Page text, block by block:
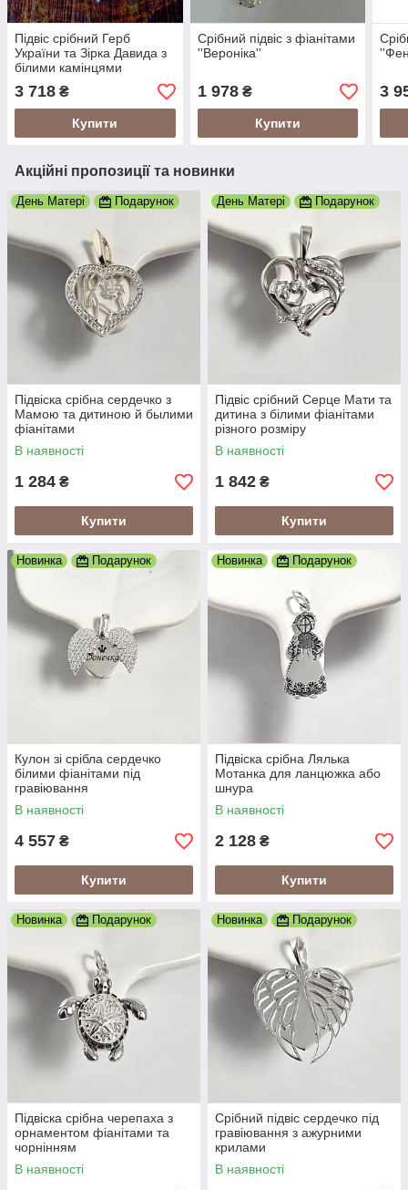
Підвіс срібний Герб
України та Зірка Давида з
білими камінцями
3 718 ₴
Купити
Срібний підвіс з фіанітами
''Вероніка''
1 978₴
Купити
3
Акційні пропозиції та новинки
День Матері Подарунок
Підвіска срібна сердечко з
Мамою та дитиною й былими
фіанітами
В наявності
1 284 ₴
Купити
День Матері Подарунок
Підвіс срібний Серце Мати та
дитина з білими фіанітами
різного розміру
В наявності
1 842 ₴
Купити
Новинка Подарунок
Кулон зі срібла сердечко
білими фіанітами під
гравіювання
В наявності
4 557 ₴
Купити
Новинка Подарунок
Підвіска срібна Лялька
Мотанка для ланцюжка або
шнура
В наявності
2 128 ₴
Купити
Новинка Подарунок
Підвіска срібна черепаха з
орнаментом фіанітами та
чорнінням
В наявності
Новинка Подарунок
Срібний підвіс сердечко під
гравіювання з ажурними
крилами
В наявності